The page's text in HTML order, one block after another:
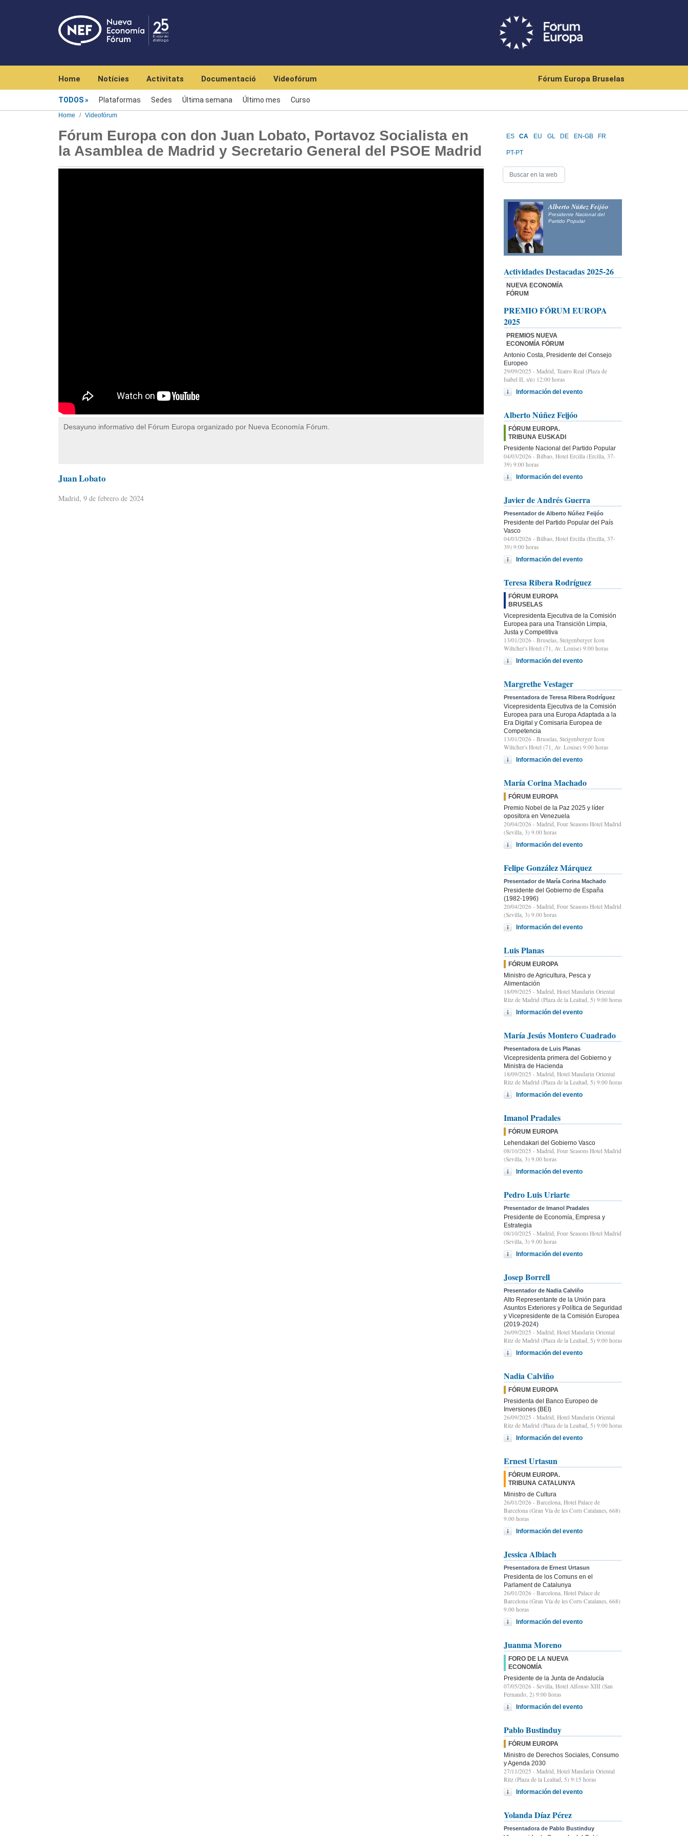
Home Notícies Activitats Documentació Videofórum Fórum Europa Bruselas
TODOS Plataformas Sedes Última semana Último mes Curso
Home Videofórum
Fórum Europa con don Juan Lobato, Portavoz Socialista en
la Asamblea de Madrid y Secretario General del PSOE Madrid
Desayuno informativo del Fórum Europa organizado por Nueva Economía Fórum.
Juan Lobato
Madrid, 9 de febrero de 2024
ES CA EU GL DE EN-GB FR
PT-PT
Alberto Núñez Feijóo
Presidente Nacional del
Partido Popular
Actividades Destacadas 2025-26
NUEVA ECONOMÍA
FÓRUM
PREMIO FÓRUM EUROPA
2025
PREMIOS NUEVA
ECONOMÍA FÓRUM
Antonio Costa, Presidente del Consejo
Europeo
29/09/2025 - Madrid, Teatro Real (Plaza de
Isabel II, s/n) 12:00 horas
Información del evento
Alberto Núñez Feijóo
FÓRUM EUROPA.
TRIBUNA EUSKADI
Presidente Nacional del Partido Popular
04/03/2026 - Bilbao, Hotel Ercilla (Ercilla, 37-
39) 9:00 horas
Información del evento
Javier de Andrés Guerra
Presentador de Alberto Núñez Feijóo
Presidente del Partido Popular del País
Vasco
04/03/2026 - Bilbao, Hotel Ercilla (Ercilla, 37-
39) 9:00 horas
Información del evento
Teresa Ribera Rodríguez
FÓRUM EUROPA
BRUSELAS
Vicepresidenta Ejecutiva de la Comisión
Europea para una Transición Limpia,
Justa y Competitiva
13/01/2026 - Bruselas, Steigenberger Icon
Wiltcher's Hotel (71, Av. Louise) 9:00 horas
Información del evento
Margrethe Vestager
Presentadora de Teresa Ribera Rodríguez
Vicepresidenta Ejecutiva de la Comisión
Europea para una Europa Adaptada a la
Era Digital y Comisaria Europea de
Competencia
13/01/2026 - Bruselas, Steigenberger Icon
Wiltcher's Hotel (71, Av. Louise) 9:00 horas
Información del evento
María Corina Machado
FÓRUM EUROPA
Premio Nobel de la Paz 2025 y líder
opositora en Venezuela
20/04/2026 - Madrid, Four Seasons Hotel Madrid
(Sevilla, 3) 9.00 horas
Información del evento
Felipe González Márquez
Presentador de María Corina Machado
Presidente del Gobierno de España
(1982-1996)
20/04/2026 - Madrid, Four Seasons Hotel Madrid
(Sevilla, 3) 9.00 horas
Información del evento
Luis Planas
FÓRUM EUROPA
Ministro de Agricultura, Pesca y
Alimentación
18/09/2025 - Madrid, Hotel Mandarin Oriental
Ritz de Madrid (Plaza de la Lealtad, 5) 9:00 horas
Información del evento
María Jesús Montero Cuadrado
Presentadora de Luis Planas
Vicepresidenta primera del Gobierno y
Ministra de Hacienda
18/09/2025 - Madrid, Hotel Mandarin Oriental
Ritz de Madrid (Plaza de la Lealtad, 5) 9:00 horas
Información del evento
Imanol Pradales
FÓRUM EUROPA
Lehendakari del Gobierno Vasco
08/10/2025 - Madrid, Four Seasons Hotel Madrid
(Sevilla, 3) 9.00 horas
Información del evento
Pedro Luis Uriarte
Presentador de Imanol Pradales
Presidente de Economía, Empresa y
Estrategia
08/10/2025 - Madrid, Four Seasons Hotel Madrid
(Sevilla, 3) 9.00 horas
Información del evento
Josep Borrell
Presentador de Nadia Calviño
Alto Representante de la Unión para
Asuntos Exteriores y Política de Seguridad
y Vicepresidente de la Comisión Europea
(2019-2024)
26/09/2025 - Madrid, Hotel Mandarin Oriental
Ritz de Madrid (Plaza de la Lealtad, 5) 9:00 horas
Información del evento
Nadia Calviño
FÓRUM EUROPA
Presidenta del Banco Europeo de
Inversiones (BEI)
26/09/2025 - Madrid, Hotel Mandarin Oriental
Ritz de Madrid (Plaza de la Lealtad, 5) 9:00 horas
Información del evento
Ernest Urtasun
FÓRUM EUROPA.
TRIBUNA CATALUNYA
Ministro de Cultura
26/01/2026 - Barcelona, Hotel Palace de
Barcelona (Gran Vía de les Corts Catalanes, 668)
9.00 horas
Información del evento
Jessica Albiach
Presentadora de Ernest Urtasun
Presidenta de los Comuns en el
Parlament de Catalunya
26/01/2026 - Barcelona, Hotel Palace de
Barcelona (Gran Vía de les Corts Catalanes, 668)
9.00 horas
Información del evento
Juanma Moreno
FORO DE LA NUEVA
ECONOMÍA
Presidente de la Junta de Andalucía
07/05/2026 - Sevilla, Hotel Alfonso XIII (San
Fernando, 2) 9:00 horas
Información del evento
Pablo Bustinduy
FÓRUM EUROPA
Ministro de Derechos Sociales, Consumo
y Agenda 2030
27/11/2025 - Madrid, Hotel Mandarin Oriental
Ritz (Plaza de la Lealtad, 5) 9:15 horas
Información del evento
Yolanda Díaz Pérez
Presentadora de Pablo Bustinduy